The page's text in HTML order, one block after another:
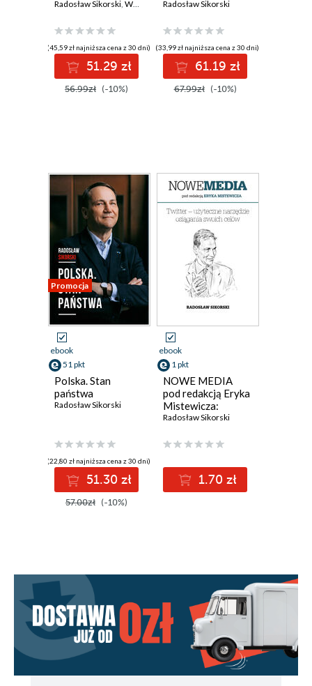
Radosław Sikorski, Wojciech Giertych
(45,59 zł najniższa cena z 30 dni)
51.29 zł
56.99zł (-10%)
wydarzeń
Radosław Sikorski
(33,99 zł najniższa cena z 30 dni)
61.19 zł
67.99zł (-10%)
Promocja
ebook
51 pkt
Polska. Stan
państwa
Radosław Sikorski
(22,80 zł najniższa cena z 30 dni)
51.30 zł
57.00zł (-10%)
ebook
1 pkt
NOWE MEDIA
pod redakcją Eryka
Mistewicza:
Twitter użyteczne
osiągania swoich
Radosław Sikorski
1.70 zł